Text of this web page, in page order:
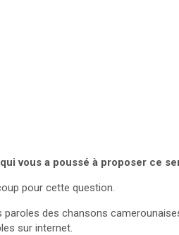
vous a poussé à proposer ce
pour cette question.
paroles des chansons
sur internet.